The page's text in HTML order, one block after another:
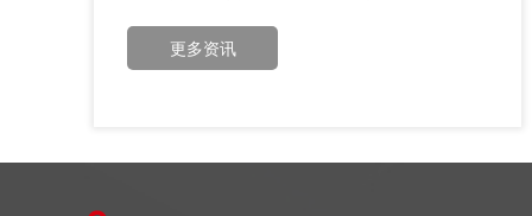
更多资讯